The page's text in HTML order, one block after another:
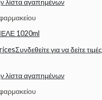
1020ml
Συνδεθείτε για να δείτε τιμές
λίστα αγαπημένων